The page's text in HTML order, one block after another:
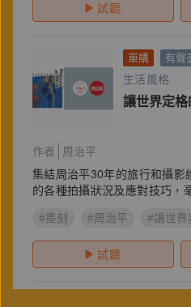
試聽
單購 有聲
生活風格
讓世界定
作者
周治平
集結周治平30年的旅行和攝影
的各種拍攝狀況及應對技巧，
#墨刻 #周治平 #讓世界
試聽